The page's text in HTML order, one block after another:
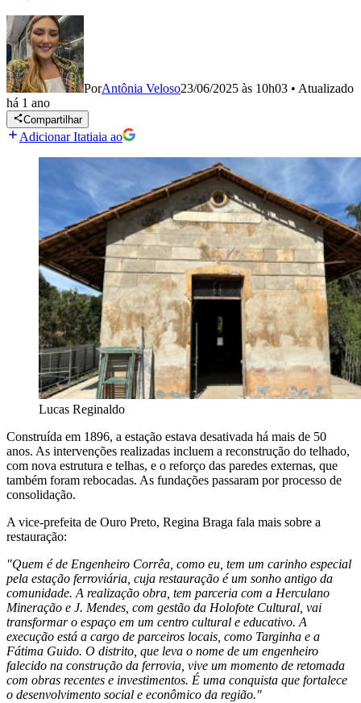
PorAntônia Veloso23/06/2025 às 10h03 • Atualizado
há 1 ano
Compartilhar
Adicionar Itatiaia ao
Lucas Reginaldo
Construída em 1896, a estação estava desativada há mais de 50
anos. As intervenções realizadas incluem a reconstrução do telhado,
com nova estrutura e telhas, e o reforço das paredes externas, que
também foram rebocadas. As fundações passaram por processo de
consolidação.
A vice-prefeita de Ouro Preto, Regina Braga fala mais sobre a
restauração:
"Quem é de Engenheiro Corrêa, como eu, tem um carinho especial
pela estação ferroviária, cuja restauração é um sonho antigo da
comunidade. A realização obra, tem parceria com a Herculano
Mineração e J. Mendes, com gestão da Holofote Cultural, vai
transformar o espaço em um centro cultural e educativo. A
execução está a cargo de parceiros locais, como Targinha e a
Fátima Guido. O distrito, que leva o nome de um engenheiro
falecido na construção da ferrovia, vive um momento de retomada
com obras recentes e investimentos. É uma conquista que fortalece
o desenvolvimento social e econômico da região."